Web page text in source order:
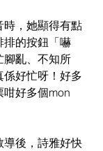
時，她顯得有點
排的按鈕「嚇
腳亂、不知所
好忙呀！好多
好多個mon
導後，詩雅好快